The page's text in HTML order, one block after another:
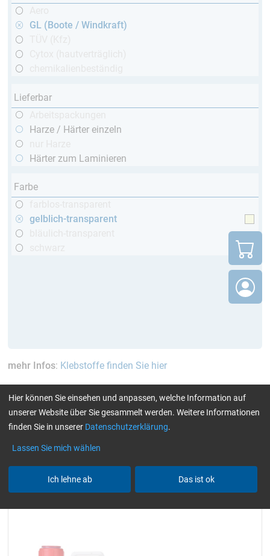
GL (Boote / Windkraft)
Lieferbar
Harze / Härter einzeln
Härter zum Laminieren
Farbe
gelblich-transparent
mehr Infos: Klebstoffe finden Sie hier
aktuelle Filter: bis 60 Min bis 120 °C
GL (Boote
/ Windkraft)
nur Härter
gelblich-transparent
Alle Filter zurücksetzen
Hier können Sie einsehen und anpassen, welche Information auf
unserer Website über Sie gesammelt werden. Weitere Informationen
finden Sie in unserer Datenschutzerklärung.
Lassen Sie mich wählen
Ich lehne ab Das ist ok